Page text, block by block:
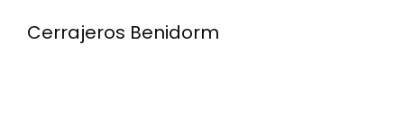
Cerrajeros Benidorm